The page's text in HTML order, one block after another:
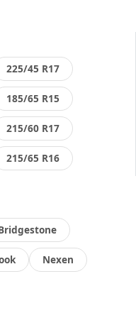
225/45 R17
185/65 R15
215/60 R17
215/65 R16
Nexen